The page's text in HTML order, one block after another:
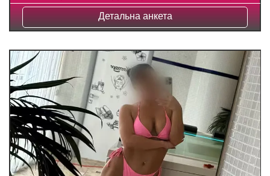
Детальна анкета